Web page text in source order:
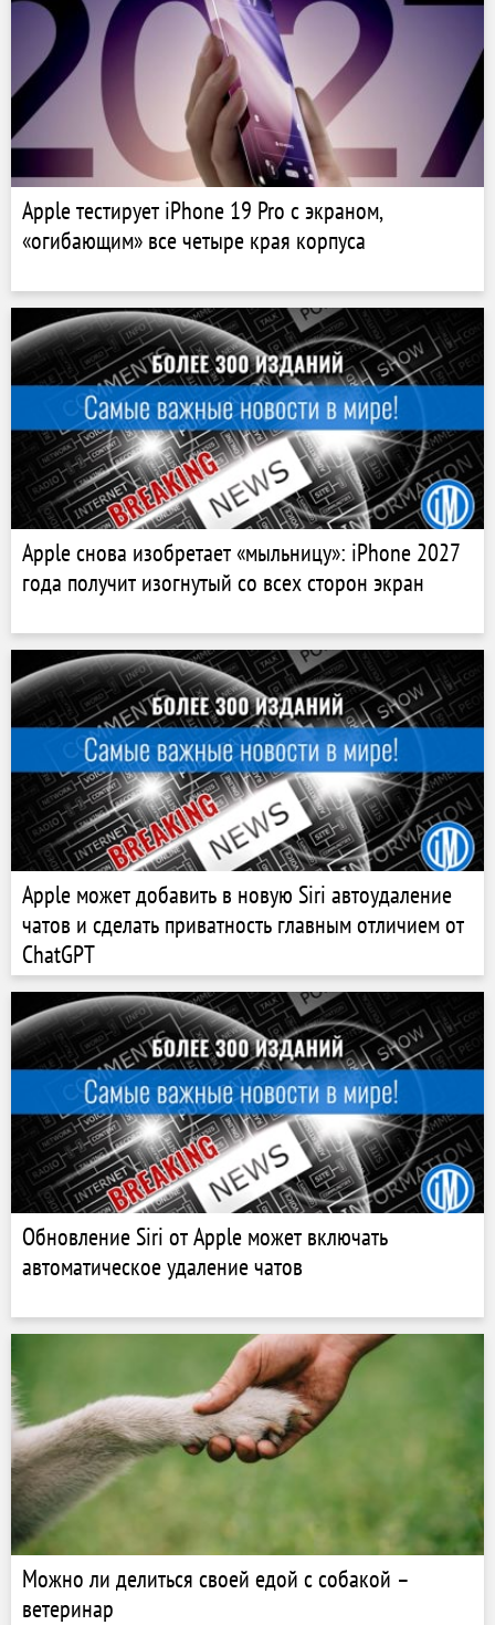
Apple тестирует iPhone 19 Pro с экраном,
«огибающим» все четыре края корпуса
Apple снова изобретает «мыльницу»: iPhone 2027
года получит изогнутый со всех сторон экран
Apple может добавить в новую Siri автоудаление
чатов и сделать приватность главным отличием от
ChatGPT
Обновление Siri от Apple может включать
автоматическое удаление чатов
Можно ли делиться своей едой с собакой –
ветеринар